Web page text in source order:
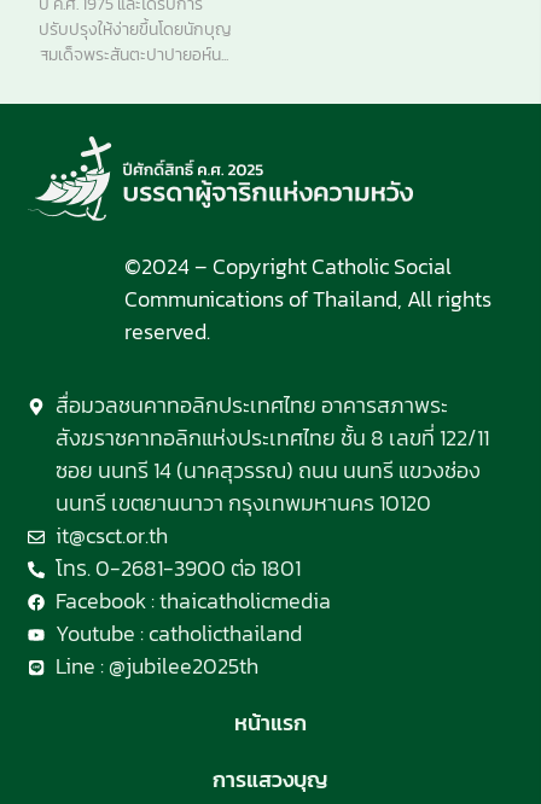
ปรับปรุงให้ง่ายขึ้นโดยนักบุญ
สมเด็จพระสันตะปาปายอห์น...
©2024 – Copyright Catholic Social
Communications of Thailand, All rights
reserved.
สื่อมวลชนคาทอลิกประเทศไทย อาคารสภาพระ
สังฆราชคาทอลิกแห่งประเทศไทย ชั้น 8 เลขที่ 122/11
ซอย นนทรี 14 (นาคสุวรรณ) ถนน นนทรี แขวงช่อง
นนทรี เขตยานนาวา กรุงเทพมหานคร 10120
it@csct.or.th
โทร. 0-2681-3900 ต่อ 1801
Facebook : thaicatholicmedia
Youtube : catholicthailand
Line : @jubilee2025th
หน้าแรก
การแสวงบุญ